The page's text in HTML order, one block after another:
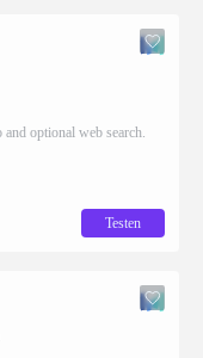
optional web search.
Testen